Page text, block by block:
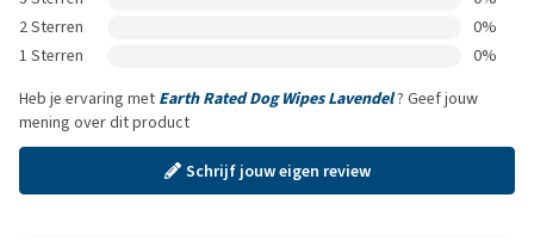
2 Sterren
0%
1 Sterren
0%
Heb je ervaring met Earth Rated Dog Wipes Lavendel? Geef jouw
mening over dit product
Schrijf jouw eigen review